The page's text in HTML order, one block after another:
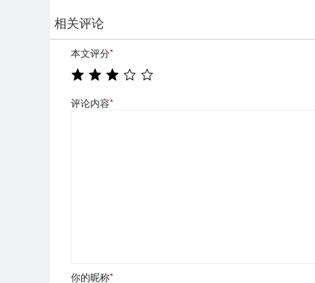
相关评论
本文评分*
评论内容*
你的昵称*